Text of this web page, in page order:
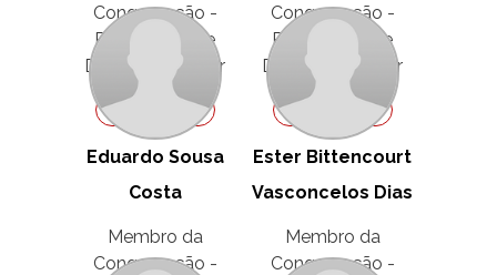
Congregação -
Representante
Discente - Titular
Ver Perfil
Congregação -
Representante
Discente - Titular
Ver Perfil
Eduardo Sousa
Costa
Membro da
Congregação -
Ester Bittencourt
Vasconcelos Dias
Membro da
Congregação -